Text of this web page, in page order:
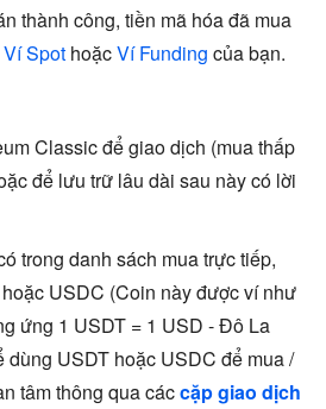
thành công, tiền mã hóa đã mua
Ví Spot hoặcVí Funding của bạn.
Classic để giao dịch (mua thấp
để lưu trữ lâu dài sau này có lời
trong danh sách mua trực tiếp,
USDC (Coin này được ví như
ứng 1 USDT = 1 USD - Đô La
dùng USDT hoặc USDC để mua /
tâm thông qua cáccặp giao dịch